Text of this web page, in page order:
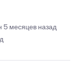
5 месяцев назад